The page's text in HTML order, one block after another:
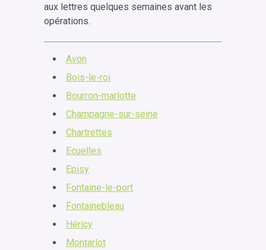
aux lettres quelques semaines avant les
opérations.
Avon
Bois-le-roi
Bourron-marlotte
Champagne-sur-seine
Chartrettes
Ecuelles
Episy
Fontaine-le-port
Fontainebleau
Héricy
Montarlot